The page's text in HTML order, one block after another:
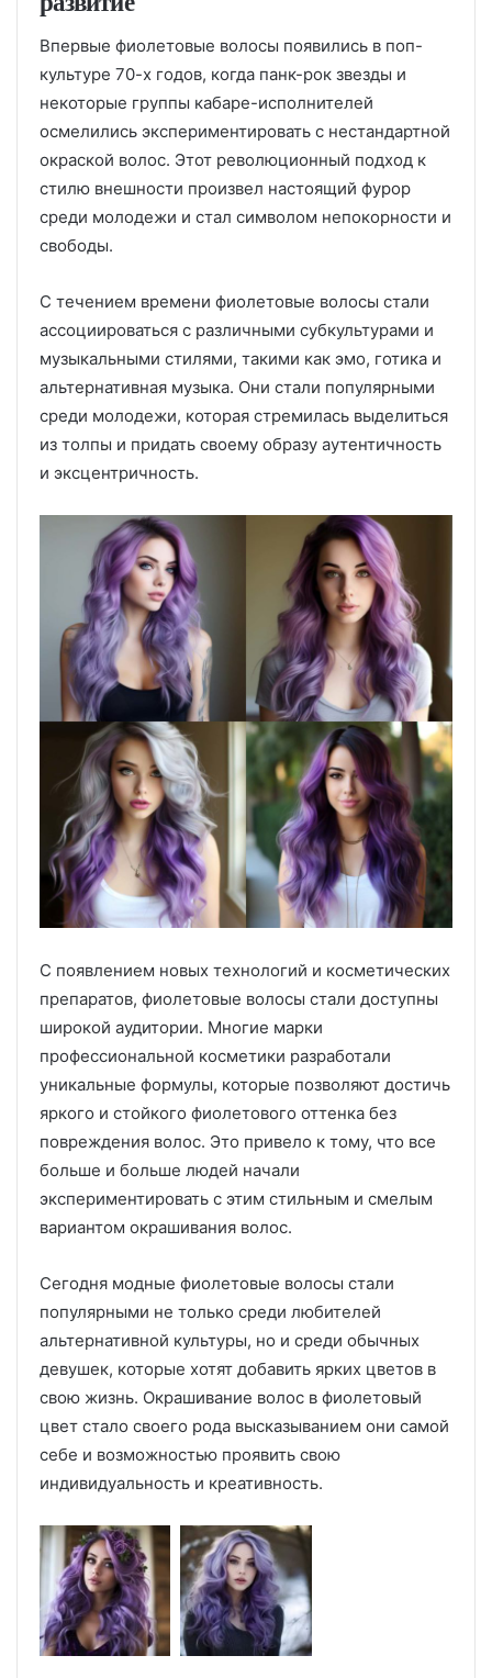
Впервые фиолетовые волосы появились в поп-
культуре 70-х годов, когда панк-рок звезды и
некоторые группы кабаре-исполнителей
осмелились экспериментировать с нестандартной
окраской волос. Этот революционный подход к
стилю внешности произвел настоящий фурор
среди молодежи и стал символом непокорности и
свободы.
С течением времени фиолетовые волосы стали
ассоциироваться с различными субкультурами и
музыкальными стилями, такими как эмо, готика и
альтернативная музыка. Они стали популярными
среди молодежи, которая стремилась выделиться
из толпы и придать своему образу аутентичность
и эксцентричность.
С появлением новых технологий и косметических
препаратов, фиолетовые волосы стали доступны
широкой аудитории. Многие марки
профессиональной косметики разработали
уникальные формулы, которые позволяют достичь
яркого и стойкого фиолетового оттенка без
повреждения волос. Это привело к тому, что все
больше и больше людей начали
экспериментировать с этим стильным и смелым
вариантом окрашивания волос.
Сегодня модные фиолетовые волосы стали
популярными не только среди любителей
альтернативной культуры, но и среди обычных
девушек, которые хотят добавить ярких цветов в
свою жизнь. Окрашивание волос в фиолетовый
цвет стало своего рода высказыванием они самой
себе и возможностью проявить свою
индивидуальность и креативность.